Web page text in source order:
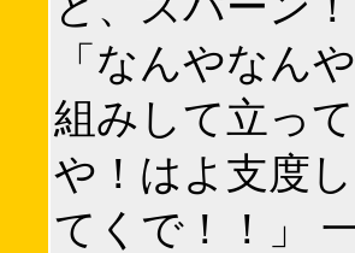
「なんやなん
組みして立っ
や！はよ支度
てくで！！」